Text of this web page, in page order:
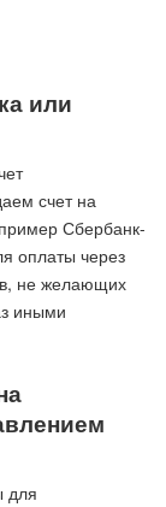
или
счет на
Сбербанк-
оплаты через
не желающих
иными
для